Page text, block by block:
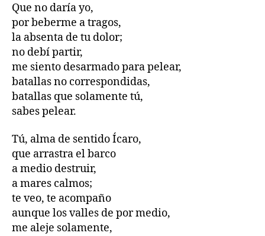
Que no daría yo,
por beberme a tragos,
la absenta de tu dolor;
no debí partir,
me siento desarmado para pelear,
batallas no correspondidas,
batallas que solamente tú,
sabes pelear.
Tú, alma de sentido Ícaro,
que arrastra el barco
a medio destruir,
a mares calmos;
te veo, te acompaño
aunque los valles de por medio,
me aleje solamente,